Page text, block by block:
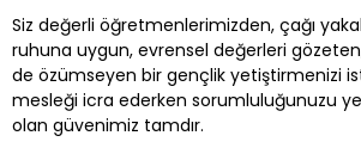
Siz değerli öğretmenlerimizden, çağı
ruhuna uygun, evrensel değerleri
de özümseyen bir gençlik yetiştirmenizi
mesleği icra ederken sorumluluğunuzu
olan güvenimiz tamdır.